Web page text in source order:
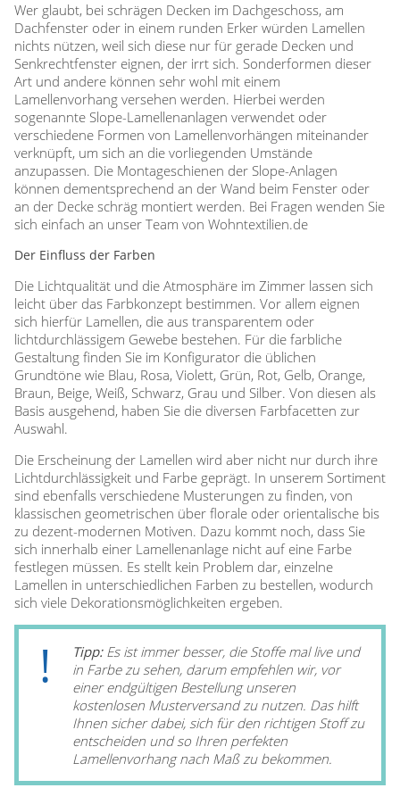
Wer glaubt, bei schrägen Decken im Dachgeschoss, am
Dachfenster oder in einem runden Erker würden Lamellen
nichts nützen, weil sich diese nur für gerade Decken und
Senkrechtfenster eignen, der irrt sich. Sonderformen dieser
Art und andere können sehr wohl mit einem
Lamellenvorhang versehen werden. Hierbei werden
sogenannte Slope-Lamellenanlagen verwendet oder
verschiedene Formen von Lamellenvorhängen miteinander
verknüpft, um sich an die vorliegenden Umstände
anzupassen. Die Montageschienen der Slope-Anlagen
können dementsprechend an der Wand beim Fenster oder
an der Decke schräg montiert werden. Bei Fragen wenden Sie
sich einfach an unser Team von Wohntextilien.de
Der Einfluss der Farben
Die Lichtqualität und die Atmosphäre im Zimmer lassen sich
leicht über das Farbkonzept bestimmen. Vor allem eignen
sich hierfür Lamellen, die aus transparentem oder
lichtdurchlässigem Gewebe bestehen. Für die farbliche
Gestaltung finden Sie im Konfigurator die üblichen
Grundtöne wie Blau, Rosa, Violett, Grün, Rot, Gelb, Orange,
Braun, Beige, Weiß, Schwarz, Grau und Silber. Von diesen als
Basis ausgehend, haben Sie die diversen Farbfacetten zur
Auswahl.
Die Erscheinung der Lamellen wird aber nicht nur durch ihre
Lichtdurchlässigkeit und Farbe geprägt. In unserem Sortiment
sind ebenfalls verschiedene Musterungen zu finden, von
klassischen geometrischen über florale oder orientalische bis
zu dezent-modernen Motiven. Dazu kommt noch, dass Sie
sich innerhalb einer Lamellenanlage nicht auf eine Farbe
festlegen müssen. Es stellt kein Problem dar, einzelne
Lamellen in unterschiedlichen Farben zu bestellen, wodurch
sich viele Dekorationsmöglichkeiten ergeben.
Tipp: Es ist immer besser, die Stoffe mal live und
in Farbe zu sehen, darum empfehlen wir, vor
einer endgültigen Bestellung unseren
kostenlosen Musterversand zu nutzen. Das hilft
Ihnen sicher dabei, sich für den richtigen Stoff zu
entscheiden und so Ihren perfekten
Lamellenvorhang nach Maß zu bekommen.